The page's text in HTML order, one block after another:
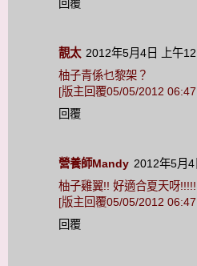
回覆
靚太 2012年5月4日 上午
柚子青係乜黎架？
[版主回覆05/05/2012
回覆
營養師Mandy 2012年5月
柚子雞翼!! 好適合夏天呀!!!!!
[版主回覆05/05/2012
回覆